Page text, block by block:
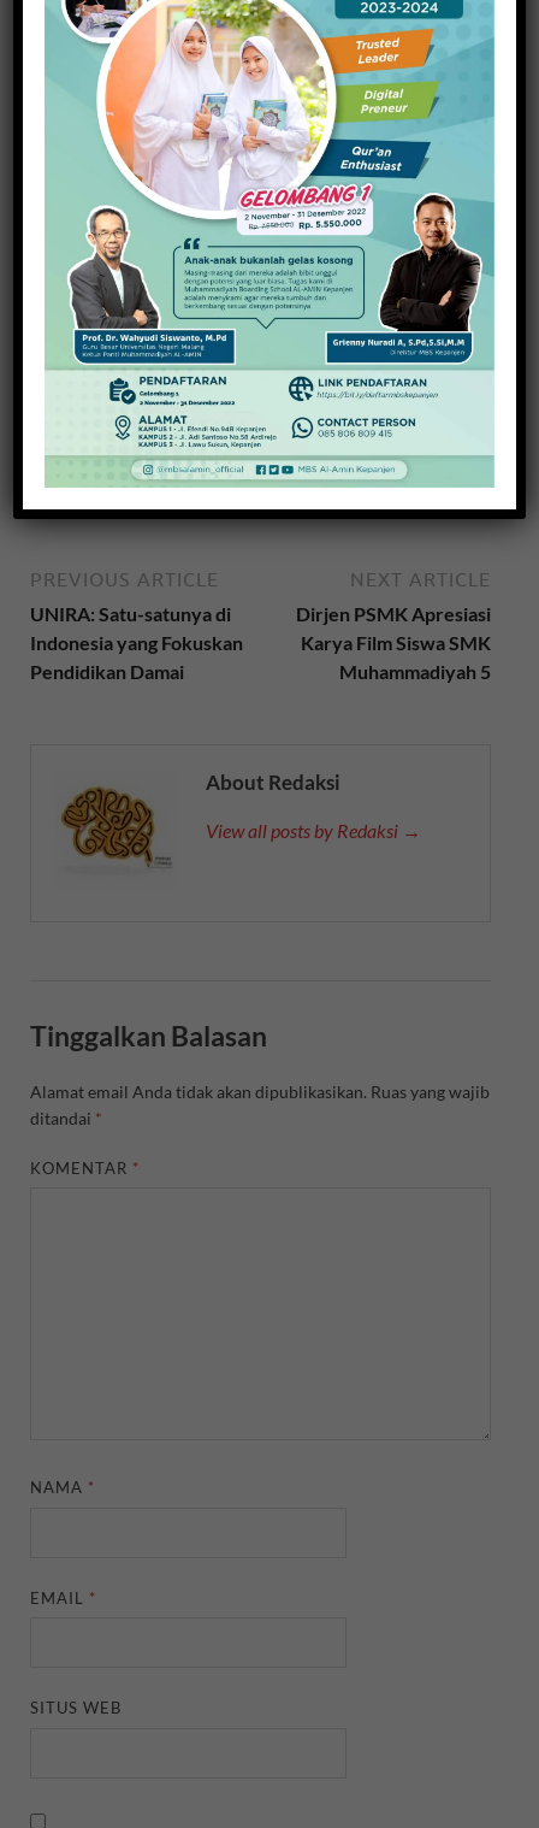
Visitasi Lomba Perpustakaan Sekolah, SMAN 1
Gondanglegi Wakili Jatim
19 Mei 2021
PREVIOUS ARTICLE
UNIRA: Satu-satunya di
Indonesia yang Fokuskan
Pendidikan Damai
NEXT ARTICLE
Dirjen PSMK Apresiasi
Karya Film Siswa SMK
Muhammadiyah 5
About Redaksi
View all posts by Redaksi →
Tinggalkan Balasan
Alamat email Anda tidak akan dipublikasikan. Ruas yang wajib
ditandai *
KOMENTAR *
NAMA *
EMAIL *
SITUS WEB